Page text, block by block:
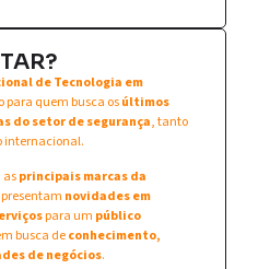
de Tecnologia em
para quem busca osúltimos
do setor de segurança, tanto
internacional.
asprincipais marcas da
novidades em
para um público
busca deconhecimento,
de negócios.